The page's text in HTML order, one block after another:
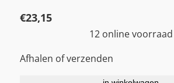
€23,15
12 online voorraad
Afhalen of verzenden